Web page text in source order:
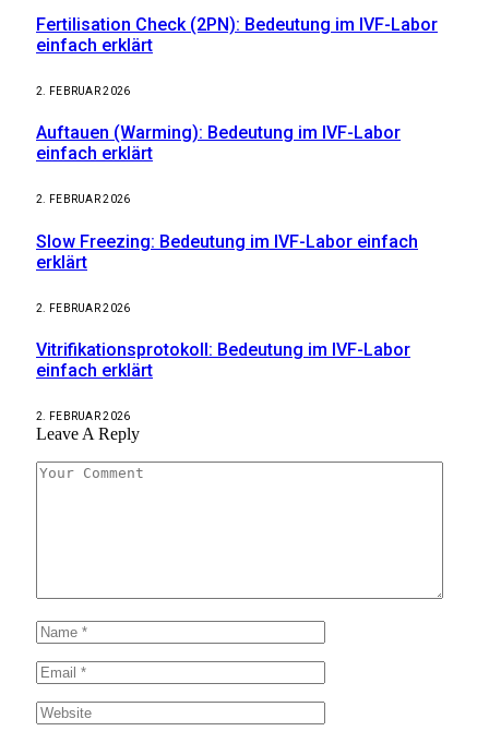
Fertilisation Check (2PN): Bedeutung im IVF-Labor
einfach erklärt
2. FEBRUAR 2026
Auftauen (Warming): Bedeutung im IVF-Labor
einfach erklärt
2. FEBRUAR 2026
Slow Freezing: Bedeutung im IVF-Labor einfach
erklärt
2. FEBRUAR 2026
Vitrifikationsprotokoll: Bedeutung im IVF-Labor
einfach erklärt
2. FEBRUAR 2026
Leave A Reply